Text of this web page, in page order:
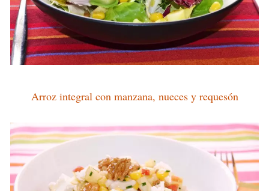
Arroz integral con manzana, nueces y requesón